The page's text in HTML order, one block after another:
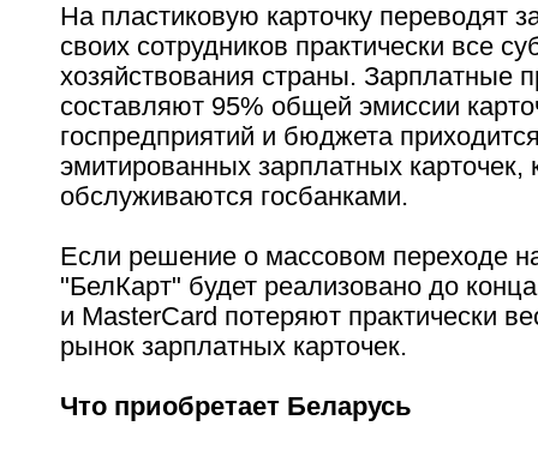
На пластиковую карточку переводят
своих сотрудников практически все
хозяйствования страны. Зарплатные
составляют 95% общей эмиссии
госпредприятий и бюджета
эмитированных зарплатных карточек,
обслуживаются госбанками.
Если решение о массовом переходе
"БелКарт" будет реализовано до
и MasterCard потеряют практически
рынок зарплатных карточек.
Что приобретает Беларусь